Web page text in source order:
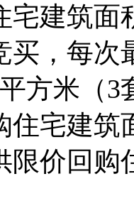
宅建筑面
买，每次
方米（3
住宅建筑
限价回购